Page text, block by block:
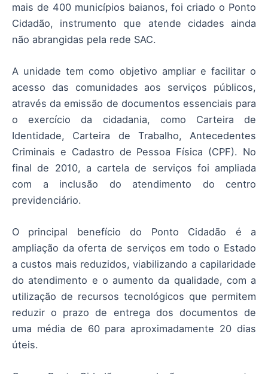
mais de 400 municípios baianos, foi criado o Ponto
Cidadão, instrumento que atende cidades ainda
não abrangidas pela rede SAC.
A unidade tem como objetivo ampliar e facilitar o
acesso das comunidades aos serviços públicos,
através da emissão de documentos essenciais para
o exercício da cidadania, como Carteira de
Identidade, Carteira de Trabalho, Antecedentes
Criminais e Cadastro de Pessoa Física (CPF). No
final de 2010, a cartela de serviços foi ampliada
com a inclusão do atendimento do centro
previdenciário.
O principal benefício do Ponto Cidadão é a
ampliação da oferta de serviços em todo o Estado
a custos mais reduzidos, viabilizando a capilaridade
do atendimento e o aumento da qualidade, com a
utilização de recursos tecnológicos que permitem
reduzir o prazo de entrega dos documentos de
uma média de 60 para aproximadamente 20 dias
úteis.